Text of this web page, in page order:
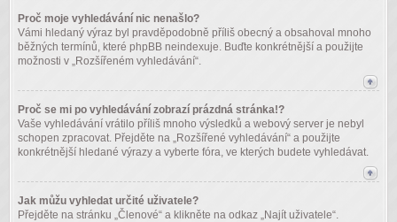
Proč moje vyhledávání nic nenašlo?
Vámi hledaný výraz byl pravděpodobně příliš obecný a obsahoval mnoho
běžných termínů, které phpBB neindexuje. Buďte konkrétnější a použijte
možnosti v „Rozšířeném vyhledávání“.
Proč se mi po vyhledávání zobrazí prázdná stránka!?
Vaše vyhledávání vrátilo příliš mnoho výsledků a webový server je nebyl
schopen zpracovat. Přejděte na „Rozšířené vyhledávání“ a použijte
konkrétnější hledané výrazy a vyberte fóra, ve kterých budete vyhledávat.
Jak můžu vyhledat určité uživatele?
Přejděte na stránku „Členové“ a klikněte na odkaz „Najít uživatele“.